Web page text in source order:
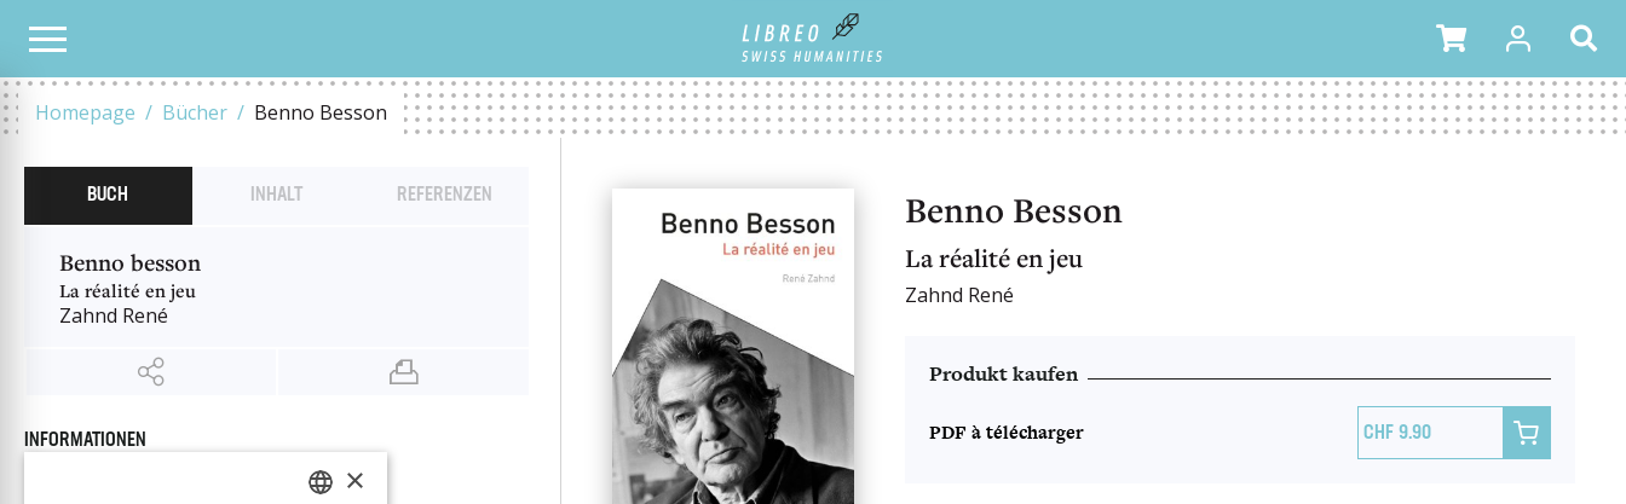
Homepage Bücher Benno Besson
UNSER KATALOG
Benno Besson
La réalité en jeu
Zahnd René
Produkt kaufen
PDF à télécharger 9.90 
BUCH INHALT REFERENZEN
Benno besson
La réalité en jeu
Zahnd René
INFORMATIONEN
×